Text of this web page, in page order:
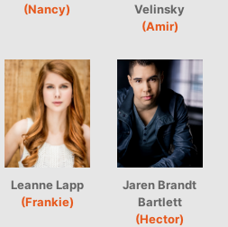
(Nancy)
Velinsky
(Amir)
Leanne Lapp
(Frankie)
Jaren Brandt
Bartlett
(Hector)